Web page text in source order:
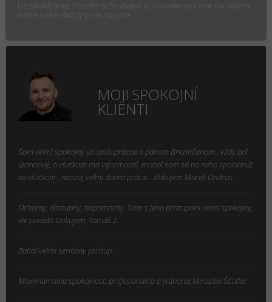
MOJI SPOKOJNÍ
KLIENTI
Som veľmi spokojný so spoluprácou s pánom Brezinčanom…vždy bol
ústretový, o všetkom ma informoval, mohol som sa na neho spoľahnúť
vo všetkom…naozaj veľmi dobrá práca …ďakujem.Marek Ondrus
Ochotny, dostupny, napomocny. Som s jeho pristupom velmi spokojny,
vie poradit.Dakujem, Tomáš Z.
Zatiaľ veľmi seriózny prístup.
Maximamalna spokojnost, profesionalita a jednanie.Miroslav Ščotka